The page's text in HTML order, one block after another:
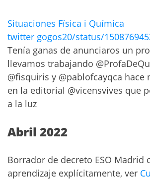
Situaciones Física i Química
twitter gogos20/status/
Tenía ganas de anunciaros un
llevamos trabajando
@fisquiris y @pablofcayqca hace
en la editorial @vicensvives que
a la luz
Abril 2022
Borrador de decreto ESO Madrid
aprendizaje explícitamente, ver